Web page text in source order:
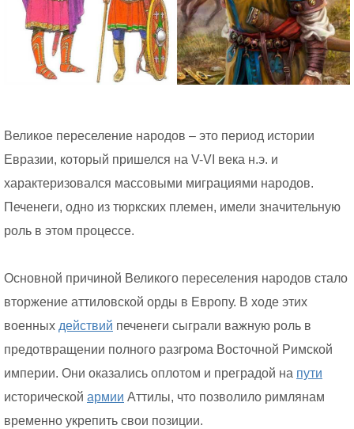
Великое переселение народов – это период истории
Евразии, который пришелся на V-VI века н.э. и
характеризовался массовыми миграциями народов.
Печенеги, одно из тюркских племен, имели значительную
роль в этом процессе.
Основной причиной Великого переселения народов стало
вторжение аттиловской орды в Европу. В ходе этих
военных действий печенеги сыграли важную роль в
предотвращении полного разгрома Восточной Римской
империи. Они оказались оплотом и преградой на пути
исторической армии Аттилы, что позволило римлянам
временно укрепить свои позиции.